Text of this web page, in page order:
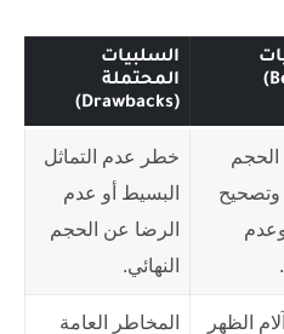
السلبيات
المحتملة
(Drawbacks)
الحجم
وتصحيح
خطر عدم التماثل
البسيط أو عدم
الرضا عن الحجم
النهائي.
الظهر
المخاطر العامة